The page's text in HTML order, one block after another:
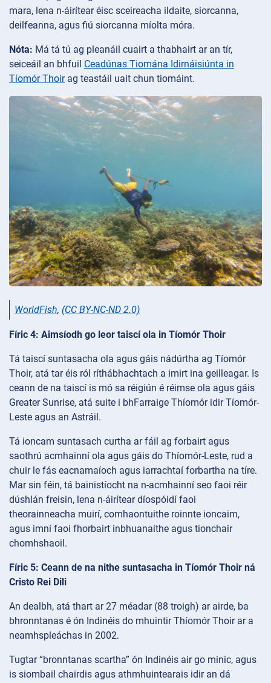
mara, lena n-áirítear éisc sceireacha ildaite, siorcanna,
deilfeanna, agus fiú siorcanna míolta móra.
Nóta: Má tá tú ag pleanáil cuairt a thabhairt ar an tír,
seiceáil an bhfuil Ceadúnas Tiomána Idirnáisiúnta in
Tíomór Thoirag teastáil uait chun tiomáint.
WorldFish, (CC BY-NC-ND 2.0)
Fíric 4: Aimsíodh go leor taiscí ola in Tíomór Thoir
Tá taiscí suntasacha ola agus gáis nádúrtha ag Tíomór
Thoir, atá tar éis ról ríthábhachtach a imirt ina geilleagar. Is
ceann de na taiscí is mó sa réigiún é réimse ola agus gáis
Greater Sunrise, atá suite i bhFarraige Thíomór idir Tíomór-
Leste agus an Astráil.
Tá ioncam suntasach curtha ar fáil ag forbairt agus
saothrú acmhainní ola agus gáis do Thíomór-Leste, rud a
chuir le fás eacnamaíoch agus iarrachtaí forbartha na tíre.
Mar sin féin, tá bainistíocht na n-acmhainní seo faoi réir
dúshlán freisin, lena n-áirítear díospóidí faoi
theorainneacha muirí, comhaontuithe roinnte ioncaim,
agus imní faoi fhorbairt inbhuanaithe agus tionchair
chomhshaoil.
Fíric 5: Ceann de na nithe suntasacha in Tíomór Thoir ná
Cristo Rei Dili
An dealbh, atá thart ar 27 méadar (88 troigh) ar airde, ba
bhronntanas é ón Indinéis do mhuintir Thíomór Thoir ar a
neamhspleáchas in 2002.
Tugtar “bronntanas scartha” ón Indinéis air go minic, agus
is siombail chairdis agus athmhuintearais idir an dá